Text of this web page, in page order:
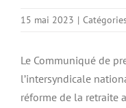
15 mai 2023 |
Le Communiqué de
l’intersyndicale
réforme de la retraite